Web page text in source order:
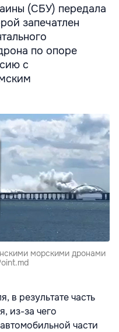
(СБУ) передала
запечатлен
по опоре
с
морскими дронами
в результате часть
из-за чего
части